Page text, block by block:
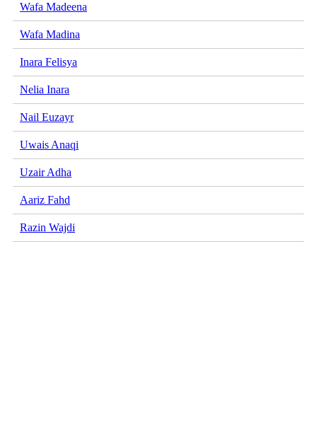
Wafa Madeena
Wafa Madina
Inara Felisya
Nelia Inara
Nail Euzayr
Uwais Anaqi
Uzair Adha
Aariz Fahd
Razin Wajdi